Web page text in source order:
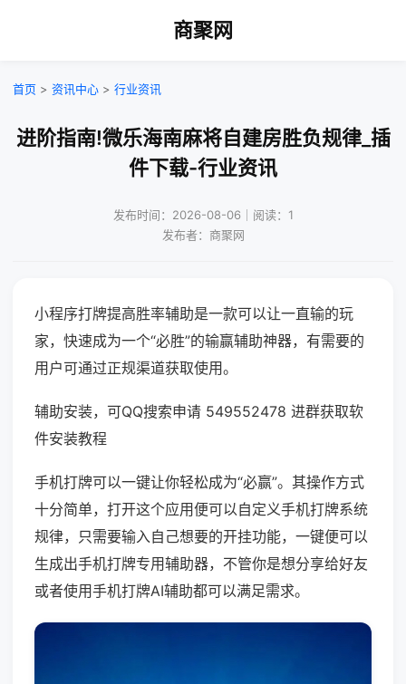
商聚网
首页 > 资讯中心 > 行业资讯
进阶指南!微乐海南麻将自建房胜负规律_插
件下载-行业资讯
发布时间：2026-08-06｜阅读：1
发布者：商聚网
小程序打牌提高胜率辅助是一款可以让一直输的玩
家，快速成为一个“必胜”的输赢辅助神器，有需要的
用户可通过正规渠道获取使用。
辅助安装，可QQ搜索申请 549552478 进群获取软
件安装教程
手机打牌可以一键让你轻松成为“必赢”。其操作方式
十分简单，打开这个应用便可以自定义手机打牌系统
规律，只需要输入自己想要的开挂功能，一键便可以
生成出手机打牌专用辅助器，不管你是想分享给好友
或者使用手机打牌AI辅助都可以满足需求。